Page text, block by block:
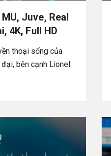
Juve, Real
4K, Full HD
thoại sống của
bên cạnh Lionel